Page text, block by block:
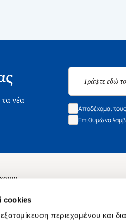
cookies
περιεχομένου και
νέα
Αποδέχομαι
Επιθυμώ να